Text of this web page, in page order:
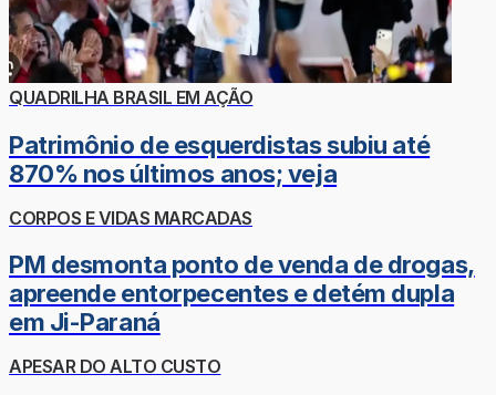
QUADRILHA BRASIL EM AÇÃO
Patrimônio de esquerdistas subiu até
870% nos últimos anos; veja
CORPOS E VIDAS MARCADAS
PM desmonta ponto de venda de drogas,
apreende entorpecentes e detém dupla
em Ji-Paraná
APESAR DO ALTO CUSTO